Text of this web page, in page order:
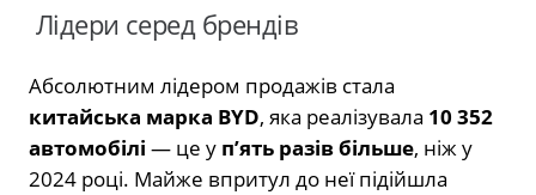
Лідери серед брендів
Абсолютним лідером продажів стала
китайська марка BYD, яка реалізувала 10 352
автомобілі — це у п’ять разів більше, ніж у
2024 році. Майже впритул до неї підійшла